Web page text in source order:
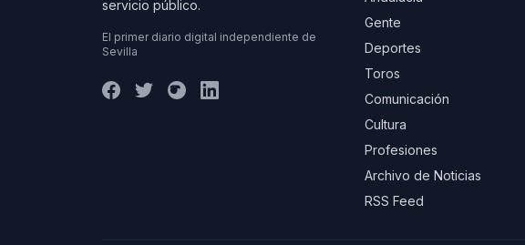
servicio público.
El primer diario digital independiente de
Sevilla
Gente
Deportes
Toros
Comunicación
Cultura
Profesiones
Archivo de Noticias
RSS Feed